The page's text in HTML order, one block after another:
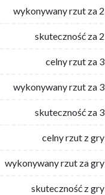
wykonywany rzut za 2
skuteczność za 2
celny rzut za 3
wykonywany rzut za 3
skuteczność za 3
celny rzut z gry
wykonywany rzut za gry
skuteczność z gry
wykonywany rzut za 2
skuteczność za 2
celny rzut za 3
wykonywany rzut za 3
skuteczność za 3
celny rzut z gry
wykonywany rzut za gry
skuteczność z gry